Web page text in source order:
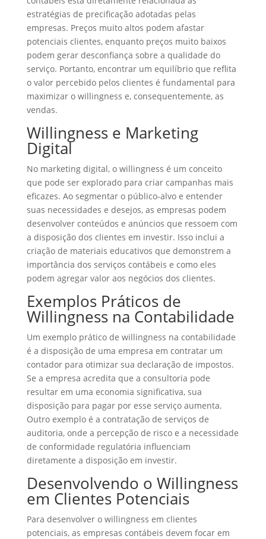
estratégias de precificação adotadas pelas
empresas. Preços muito altos podem afastar
potenciais clientes, enquanto preços muito baixos
podem gerar desconfiança sobre a qualidade do
serviço. Portanto, encontrar um equilíbrio que reflita
o valor percebido pelos clientes é fundamental para
maximizar o willingness e, consequentemente, as
vendas.
Willingness e Marketing
Digital
No marketing digital, o willingness é um conceito
que pode ser explorado para criar campanhas mais
eficazes. Ao segmentar o público-alvo e entender
suas necessidades e desejos, as empresas podem
desenvolver conteúdos e anúncios que ressoem com
a disposição dos clientes em investir. Isso inclui a
criação de materiais educativos que demonstrem a
importância dos serviços contábeis e como eles
podem agregar valor aos negócios dos clientes.
Exemplos Práticos de
Willingness na Contabilidade
Um exemplo prático de willingness na contabilidade
é a disposição de uma empresa em contratar um
contador para otimizar sua declaração de impostos.
Se a empresa acredita que a consultoria pode
resultar em uma economia significativa, sua
disposição para pagar por esse serviço aumenta.
Outro exemplo é a contratação de serviços de
auditoria, onde a percepção de risco e a necessidade
de conformidade regulatória influenciam
diretamente a disposição em investir.
Desenvolvendo o Willingness
em Clientes Potenciais
Para desenvolver o willingness em clientes
potenciais, as empresas contábeis devem focar em